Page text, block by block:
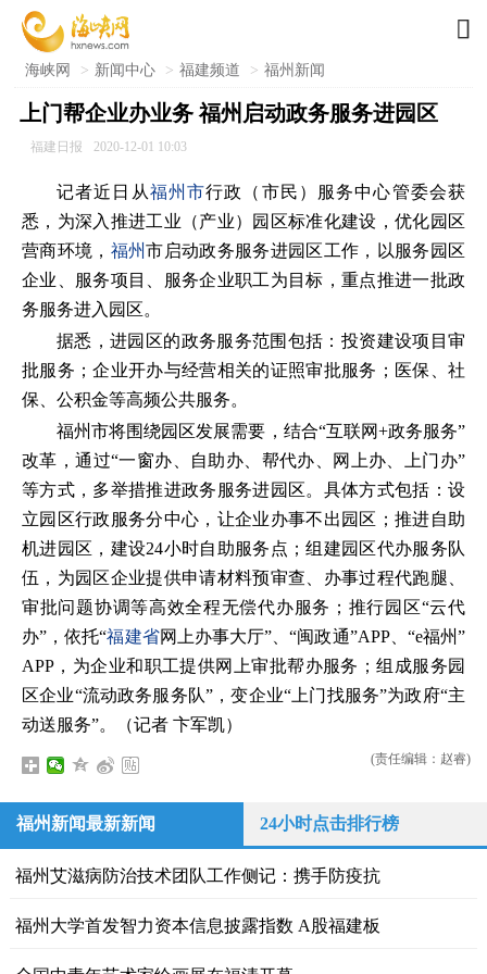

海峡网 > 新闻中心 > 福建频道 > 福州新闻
上门帮企业办业务 福州启动政务服务进园区
福建日报 2020-12-01 10:03
记者近日从福州市行政（市民）服务中心管委会获
悉，为深入推进工业（产业）园区标准化建设，优化园区
营商环境， 福州市启动政务服务进园区工作，以服务园区
企业、服务项目、服务企业职工为目标，重点推进一批政
务服务进入园区。
据悉，进园区的政务服务范围包括：投资建设项目审
批服务；企业开办与经营相关的证照审批服务；医保、社
保、公积金等高频公共服务。
福州市将围绕园区发展需要，结合“互联网+政务服务”
改革，通过“一窗办、自助办、帮代办、网上办、上门办”
等方式，多举措推进政务服务进园区。具体方式包括：设
立园区行政服务分中心，让企业办事不出园区；推进自助
机进园区，建设24小时自助服务点；组建园区代办服务队
伍，为园区企业提供申请材料预审查、办事过程代跑腿、
审批问题协调等高效全程无偿代办服务；推行园区“云代
办”，依托“福建省网上办事大厅”、“闽政通”APP、“e福州”
APP，为企业和职工提供网上审批帮办服务；组成服务园
区企业“流动政务服务队”，变企业“上门找服务”为政府“主
动送服务”。（记者 卞军凯）
(责任编辑：赵睿)
福州新闻最新新闻 24小时点击排行榜
福州艾滋病防治技术团队工作侧记：携手防疫抗
福州大学首发智力资本信息披露指数 A股福建板